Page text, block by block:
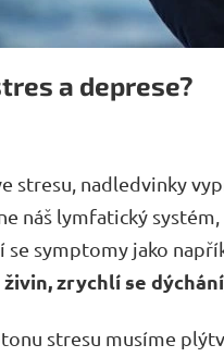
a deprese?
stresu, nadledvinky
náš lymfatický
se symptomy jako
zrychlí se
stresu musíme